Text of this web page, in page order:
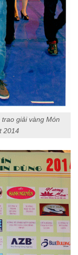
giải vàng Món
2014